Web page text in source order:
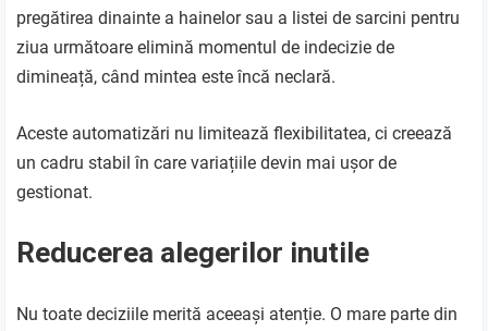
pregătirea dinainte a hainelor sau a listei de sarcini pentru
ziua următoare elimină momentul de indecizie de
dimineață, când mintea este încă neclară.
Aceste automatizări nu limitează flexibilitatea, ci creează
un cadru stabil în care variațiile devin mai ușor de
gestionat.
Reducerea alegerilor inutile
Nu toate deciziile merită aceeași atenție. O mare parte din